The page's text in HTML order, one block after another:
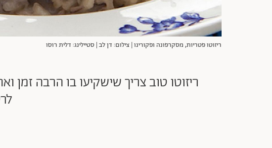
ריזוטו פטריות, מסקרפונה ופקורינו | צילום: דן לב | סטיילינג: דלית רוסו
ריזוטו טוב צריך שישקיעו בו הרבה